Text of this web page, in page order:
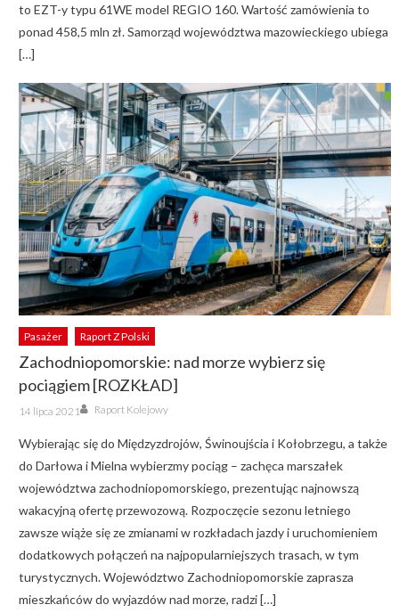
to EZT-y typu 61WE model REGIO 160. Wartość zamówienia to
ponad 458,5 mln zł. Samorząd województwa mazowieckiego ubiega
[…]
Pasażer Raport Z Polski
Zachodniopomorskie: nad morze wybierz się
pociągiem [ROZKŁAD]
Posted
on
14 lipca 2021 Author
Raport Kolejowy
Wybierając się do Międzyzdrojów, Świnoujścia i Kołobrzegu, a także
do Darłowa i Mielna wybierzmy pociąg – zachęca marszałek
województwa zachodniopomorskiego, prezentując najnowszą
wakacyjną ofertę przewozową. Rozpoczęcie sezonu letniego
zawsze wiąże się ze zmianami w rozkładach jazdy i uruchomieniem
dodatkowych połączeń na najpopularniejszych trasach, w tym
turystycznych. Województwo Zachodniopomorskie zaprasza
mieszkańców do wyjazdów nad morze, radzi […]